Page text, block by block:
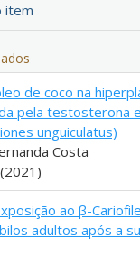
item
de coco na
pela testosterona
unguiculatus)
Costa
ao β-
adultos após a